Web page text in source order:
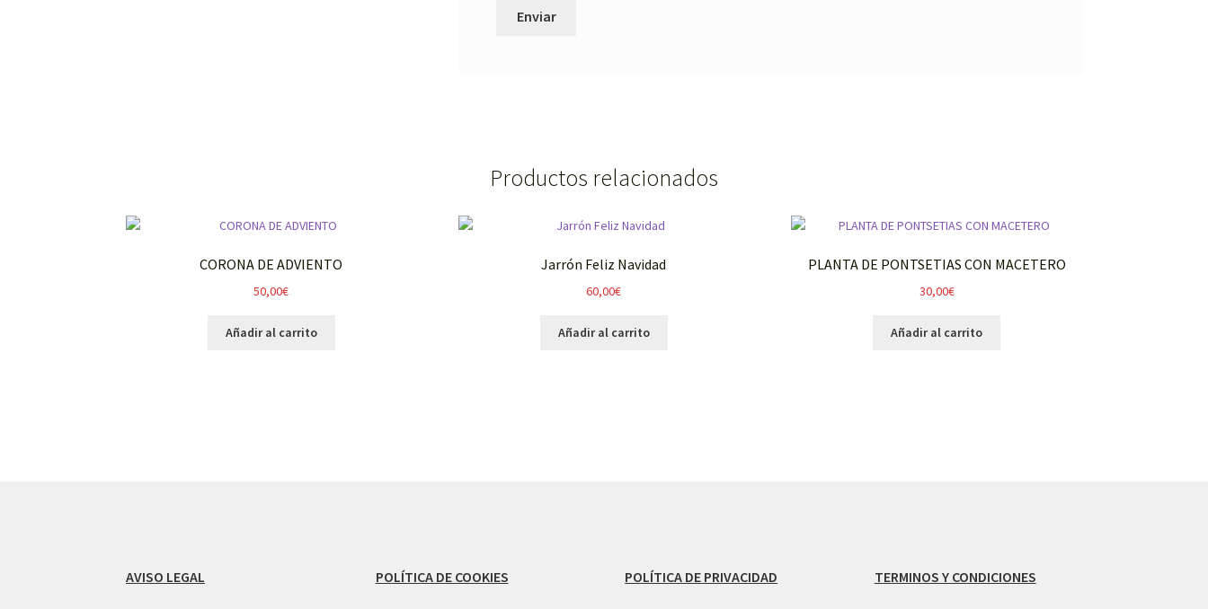
Productos relacionados
CORONA DE ADVIENTO
50,00€
Añadir al carrito
Jarrón Feliz Navidad
60,00€
Añadir al carrito
PLANTA DE PONTSETIAS CON MACETERO
30,00€
Añadir al carrito
AVISO LEGAL POLÍTICA DE COOKIES POLÍTICA DE PRIVACIDAD TERMINOS Y CONDICIONES